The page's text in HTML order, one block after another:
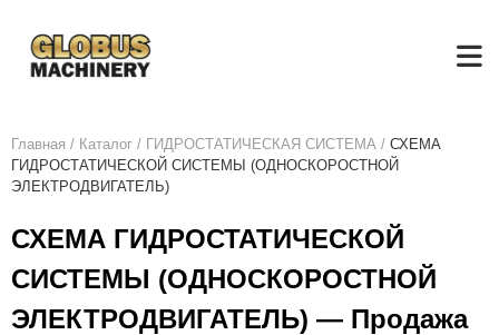
Главная / Каталог / ГИДРОСТАТИЧЕСКАЯ СИСТЕМА / СХЕМА
ГИДРОСТАТИЧЕСКОЙ СИСТЕМЫ (ОДНОСКОРОСТНОЙ
ЭЛЕКТРОДВИГАТЕЛЬ)
СХЕМА ГИДРОСТАТИЧЕСКОЙ
СИСТЕМЫ (ОДНОСКОРОСТНОЙ
ЭЛЕКТРОДВИГАТЕЛЬ) — Продажа